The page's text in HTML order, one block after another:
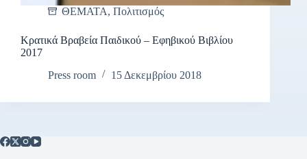
ΘΕΜΑΤΑ, Πολιτισμός
Κρατικά Βραβεία Παιδικού – Εφηβικού Βιβλίου
2017
Press room
15 Δεκεμβρίου 2018